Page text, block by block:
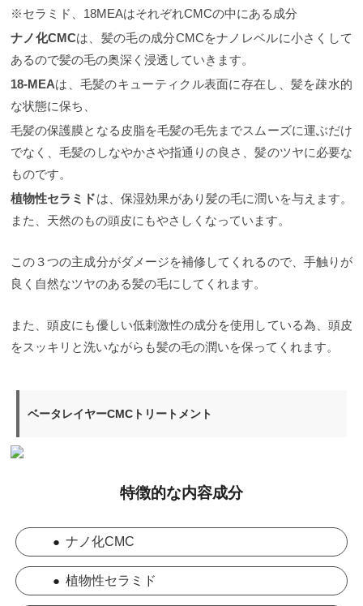
※セラミド、18MEAはそれぞれCMCの中にある成分
ナノ化CMCは、髪の毛の成分CMCをナノレベルに小さくして
あるので髪の毛の奥深く浸透していきます。
18-MEAは、毛髪のキューティクル表面に存在し、髪を疎水的
な状態に保ち、
毛髪の保護膜となる皮脂を毛髪の毛先までスムーズに運ぶだけ
でなく、毛髪のしなやかさや指通りの良さ、髪のツヤに必要な
ものです。
植物性セラミドは、保湿効果があり髪の毛に潤いを与えます。
また、天然のもの頭皮にもやさしくなっています。
この３つの主成分がダメージを補修してくれるので、手触りが
良く自然なツヤのある髪の毛にしてくれます。
また、頭皮にも優しい低刺激性の成分を使用している為、頭皮
をスッキリと洗いながらも髪の毛の潤いを保ってくれます。
ベータレイヤーCMCトリートメント
特徴的な内容成分
● ナノ化CMC
● 植物性セラミド